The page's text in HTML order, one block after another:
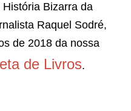
História Bizarra da
Raquel Sodré,
de 2018 da nossa
de Livros.